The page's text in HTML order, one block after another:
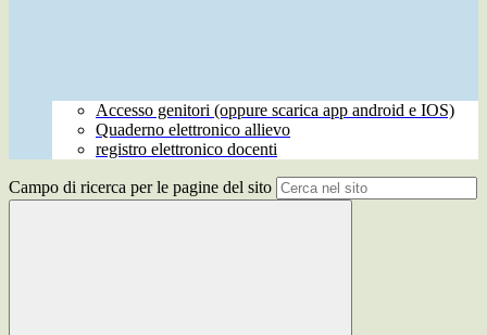
Accesso genitori (oppure scarica app android e IOS)
Quaderno elettronico allievo
registro elettronico docenti
Campo di ricerca per le pagine del sito